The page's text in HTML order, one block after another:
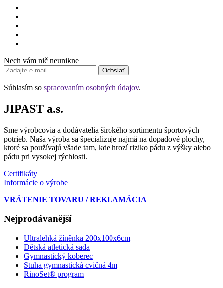
Nech vám nič neunikne
Odoslať
Súhlasím so spracovaním osobných údajov.
JIPAST a.s.
Sme výrobcovia a dodávatelia širokého sortimentu športových
potrieb. Naša výroba sa špecializuje najmä na dopadové plochy,
ktoré sa používajú všade tam, kde hrozí riziko pádu z výšky alebo
pádu pri vysokej rýchlosti.
Certifikáty
Informácie o výrobe
VRÁTENIE TOVARU / REKLAMÁCIA
Nejprodávanější
Ultralehká žíněnka 200x100x6cm
Dětská atletická sada
Gymnastický koberec
Stuha gymnastická cvičná 4m
RinoSet® program